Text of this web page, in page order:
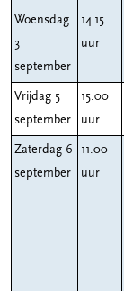
Woensdag
3
september
14.15
uur
Vrijdag 5
september
15.00
uur
Zaterdag 6
september
11.00
uur